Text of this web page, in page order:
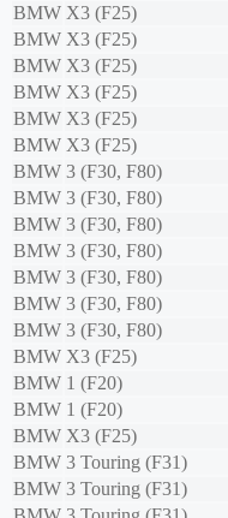
BMW X3 (F25)
BMW X3 (F25)
BMW X3 (F25)
BMW X3 (F25)
BMW X3 (F25)
BMW X3 (F25)
BMW 3 (F30, F80)
BMW 3 (F30, F80)
BMW 3 (F30, F80)
BMW 3 (F30, F80)
BMW 3 (F30, F80)
BMW 3 (F30, F80)
BMW 3 (F30, F80)
BMW X3 (F25)
BMW 1 (F20)
BMW 1 (F20)
BMW X3 (F25)
BMW 3 Touring (F31)
BMW 3 Touring (F31)